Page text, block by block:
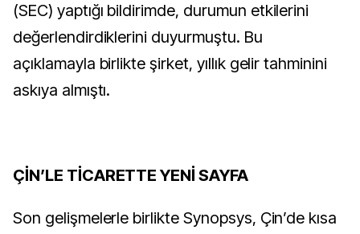
(SEC) yaptığı bildirimde, durumun etkilerini
değerlendirdiklerini duyurmuştu. Bu
açıklamayla birlikte şirket, yıllık gelir tahminini
askıya almıştı.
ÇİN’LE TİCARETTE YENİ SAYFA
Son gelişmelerle birlikte Synopsys, Çin’de kısa